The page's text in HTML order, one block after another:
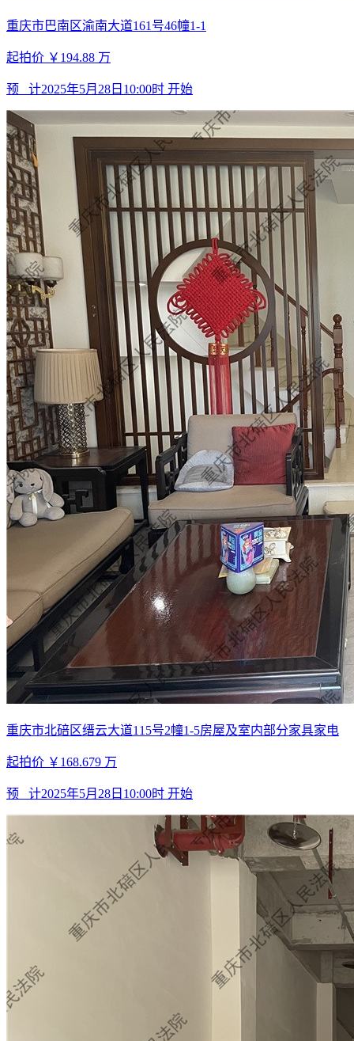
重庆市巴南区渝南大道161号46幢1-1
起拍价 ￥194.88 万
预 计2025年5月28日10:00时 开始
重庆市北碚区缙云大道115号2幢1-5房屋及室内部分家具家电
起拍价 ￥168.679 万
预 计2025年5月28日10:00时 开始